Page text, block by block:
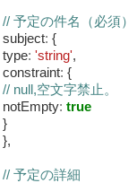
// 予定の件名（必須）
subject: {
type: 'string',
constraint: {
// null,空文字禁止。
notEmpty: true
}
},
// 予定の詳細